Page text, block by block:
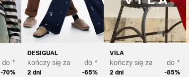
do *
-70%
DESIGUAL
kończy się za
2 dni
do *
-65%
VILA
kończy się za
2 dni
do *
-85%